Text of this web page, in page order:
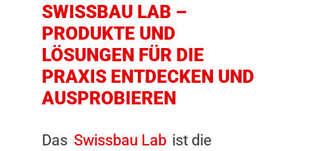
SWISSBAU LAB –
PRODUKTE UND
LÖSUNGEN FÜR DIE
PRAXIS ENTDECKEN UND
AUSPROBIEREN
Das Swissbau Lab ist die